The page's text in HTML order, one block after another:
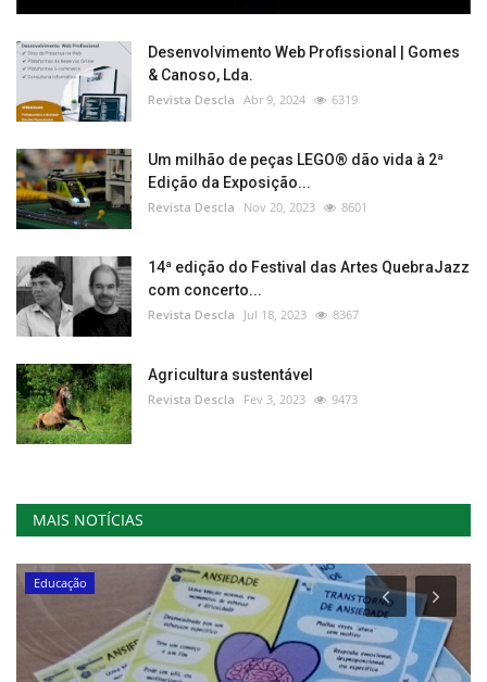
Desenvolvimento Web Profissional | Gomes
& Canoso, Lda.
Revista Descla Abr 9, 2024 6319
Um milhão de peças LEGO® dão vida à 2ª
Edição da Exposição...
Revista Descla Nov 20, 2023 8601
14ª edição do Festival das Artes QuebraJazz
com concerto...
Revista Descla Jul 18, 2023 8367
Agricultura sustentável
Revista Descla Fev 3, 2023 9473
MAIS NOTÍCIAS
Educação